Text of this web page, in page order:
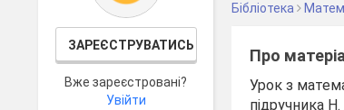
ЗАРЕЄСТРУВАТИСЬ
Вже зареєстровані?
Увійти
Бібліотека
Про
Урок з
підручника